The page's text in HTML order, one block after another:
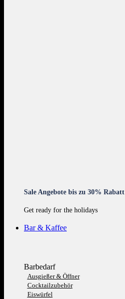
Sale Angebote bis zu 30% Rabatt
Get ready for the holidays
Bar & Kaffee
Barbedarf
Ausgießer & Öffner
Cocktailzubehör
Eiswürfel